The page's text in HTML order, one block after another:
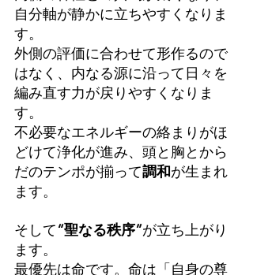
自分軸が静かに立ちやすくなりま
す。
外側の評価に合わせて形作るので
はなく、内なる源に沿って日々を
編み直す力が戻りやすくなりま
す。
不必要なエネルギーの絡まりがほ
どけて浄化が進み、頭と胸とから
だのテンポが揃って調和が生まれ
ます。
そして“聖なる秩序”が立ち上がり
ます。
最優先は命です。命は「自身の尊